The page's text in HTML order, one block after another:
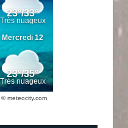
© meteocity.com